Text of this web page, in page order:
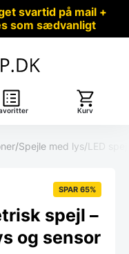
svartid på mail +
som sædvanligt
Kurv
/Spejle med lys/LED
SPAR 65%
spejl –
og sensor